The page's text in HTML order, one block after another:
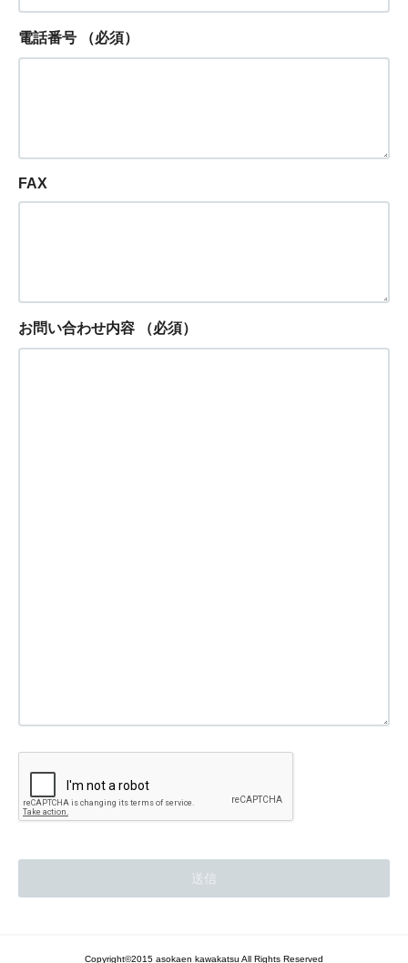
電話番号 （必須）
FAX
お問い合わせ内容 （必須）
Copyright©2015 asokaen kawakatsu All Rights Reserved